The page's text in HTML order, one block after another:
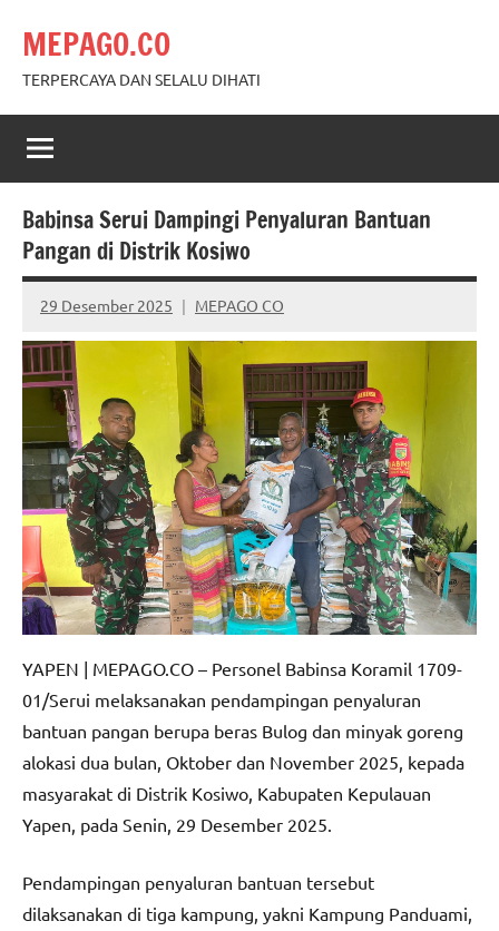
content
MEPAGO.CO
TERPERCAYA DAN SELALU DIHATI
Babinsa Serui Dampingi Penyaluran Bantuan
Pangan di Distrik Kosiwo
29 Desember 2025 MEPAGO CO
No
comments
YAPEN | MEPAGO.CO – Personel Babinsa Koramil 1709-
01/Serui melaksanakan pendampingan penyaluran
bantuan pangan berupa beras Bulog dan minyak goreng
alokasi dua bulan, Oktober dan November 2025, kepada
masyarakat di Distrik Kosiwo, Kabupaten Kepulauan
Yapen, pada Senin, 29 Desember 2025.
Pendampingan penyaluran bantuan tersebut
dilaksanakan di tiga kampung, yakni Kampung Panduami,